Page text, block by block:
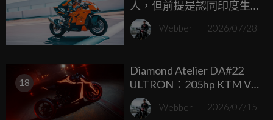
人，但前提是認同印度生
產布局
Webber 2026/07/28
18
Diamond Atelier DA#22
ULTRON：205hp KTM V2
與發光塗裝打造科幻
Hyperbike
Webber 2026/07/15